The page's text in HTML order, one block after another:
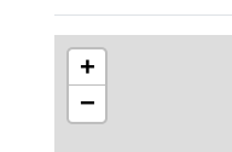
bra leder,
+
−